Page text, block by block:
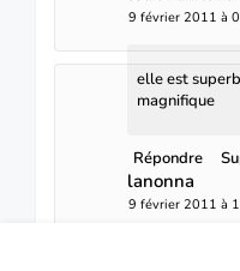
9 février 2011 à
elle est
magnifique
Répondre
lanonna
9 février 2011 à